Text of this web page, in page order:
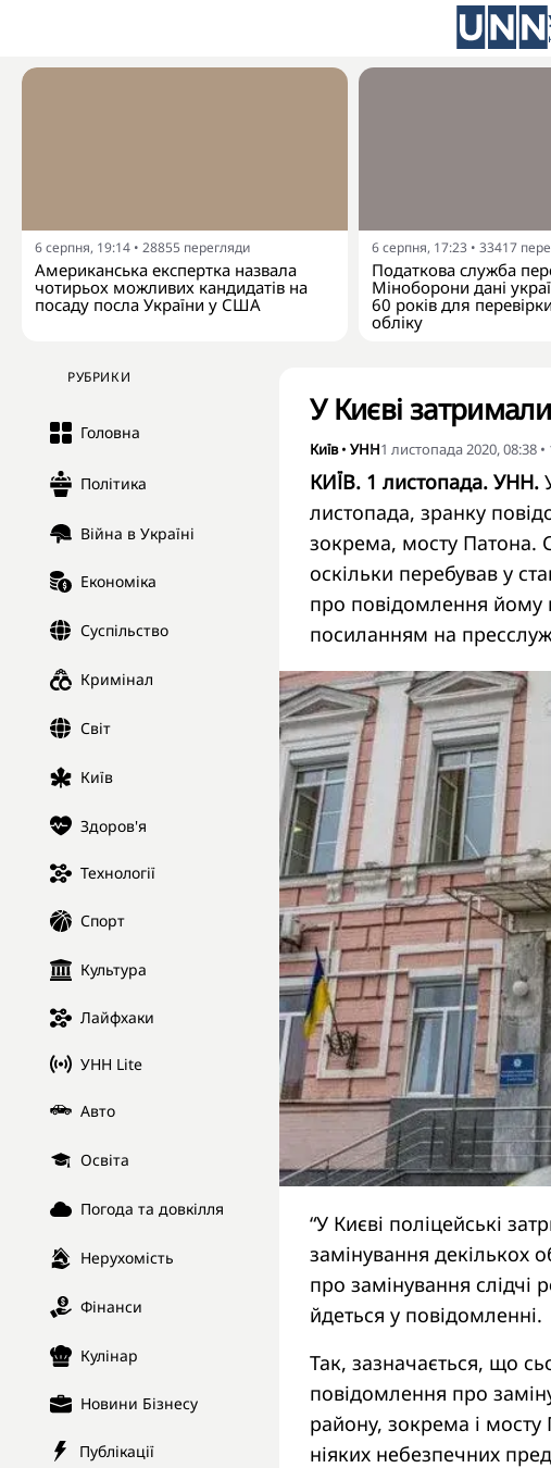
6 серпня, 19:14 • 28855 перегляди
Американська експертка назвала
чотирьох можливих кандидатів на
посаду посла України у США
6 серпня, 17:23 • 33417
Податкова служба
Міноборони дані
60 років для
обліку
РУБРИКИ
Головна
Політика
Війна в Україні
Економіка
Суспільство
Кримінал
Світ
Київ
Здоров'я
Технології
Спорт
Культура
Лайфхаки
УНН Lite
Авто
Освіта
Погода та довкілля
Нерухомість
Фінанси
Кулінар
Новини Бізнесу
Публікації
У Києві
Київ• УНН1 листопада 2020, 08:38 •
КИЇВ. 1 листопада. УНН.
листопада, зранку
зокрема, мосту Патона.
оскільки перебував у
про повідомлення йому
посиланням на
“У Києві поліцейські
замінування декількох
про замінування
йдеться у повідомленні.
Так, зазначається, що
повідомлення про
району, зокрема і мосту
ніяких небезпечних